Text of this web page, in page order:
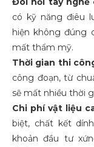
có kỹ năng điêu
hiện không đúng
mất thẩm mỹ.
Thời gian thi
công đoạn, từ
sẽ mất nhiều thời
Chi phí vật liệu
biệt, chất kết
khoản đầu tư